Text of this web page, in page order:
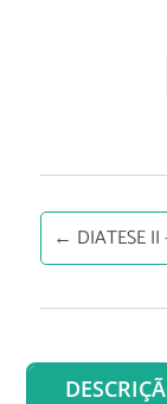
← DIATESE